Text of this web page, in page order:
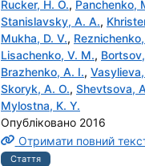
Rucker, H. O., Panchenko,
Stanislavsky, A. A.,
Mukha, D. V.,
Lisachenko, V. M.,
Brazhenko, A. I.,
Skoryk, A. O., Shevtsova,
Mylostna, K. Y.
Опубліковано 2016
Отримати повний
Стаття